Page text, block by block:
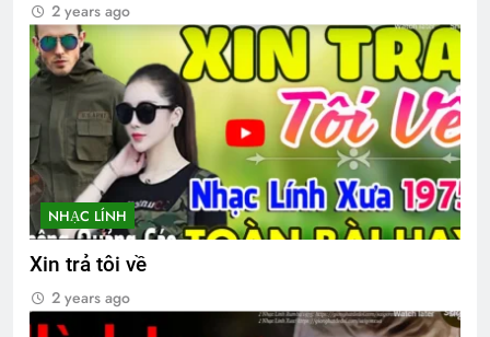
2 years ago
NHẠC LÍNH
Xin trả tôi về
2 years ago